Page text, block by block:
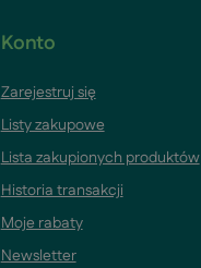
Konto
Zarejestruj się
Listy zakupowe
Lista zakupionych produktów
Historia transakcji
Moje rabaty
Newsletter